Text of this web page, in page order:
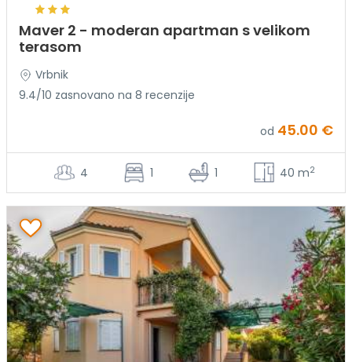
Maver 2 - moderan apartman s velikom
terasom
Vrbnik
9.4/10 zasnovano na 8 recenzije
od 45.00 €
4 1 1 40 m2